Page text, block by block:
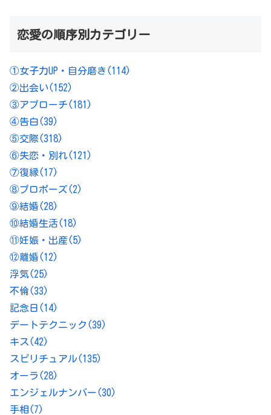
恋愛の順序別カテゴリー
①女子力UP・自分磨き (114)
②出会い(152)
③アプローチ(181)
④告白(39)
⑤交際(318)
⑥失恋・別れ(121)
⑦復縁(17)
⑧プロポーズ(2)
⑨結婚(28)
⑩結婚生活(18)
⑪妊娠・出産(5)
⑫離婚(12)
浮気(25)
不倫(33)
記念日 (14)
デートテクニック (39)
キス (42)
スピリチュアル(135)
オーラ (28)
エンジェルナンバー(30)
手相 (7)